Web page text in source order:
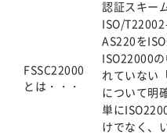
FSSC22000
とは・・・
認証スキー
ISO/
AS220を
ISO22000
れていない
について明
単に
けでなく、